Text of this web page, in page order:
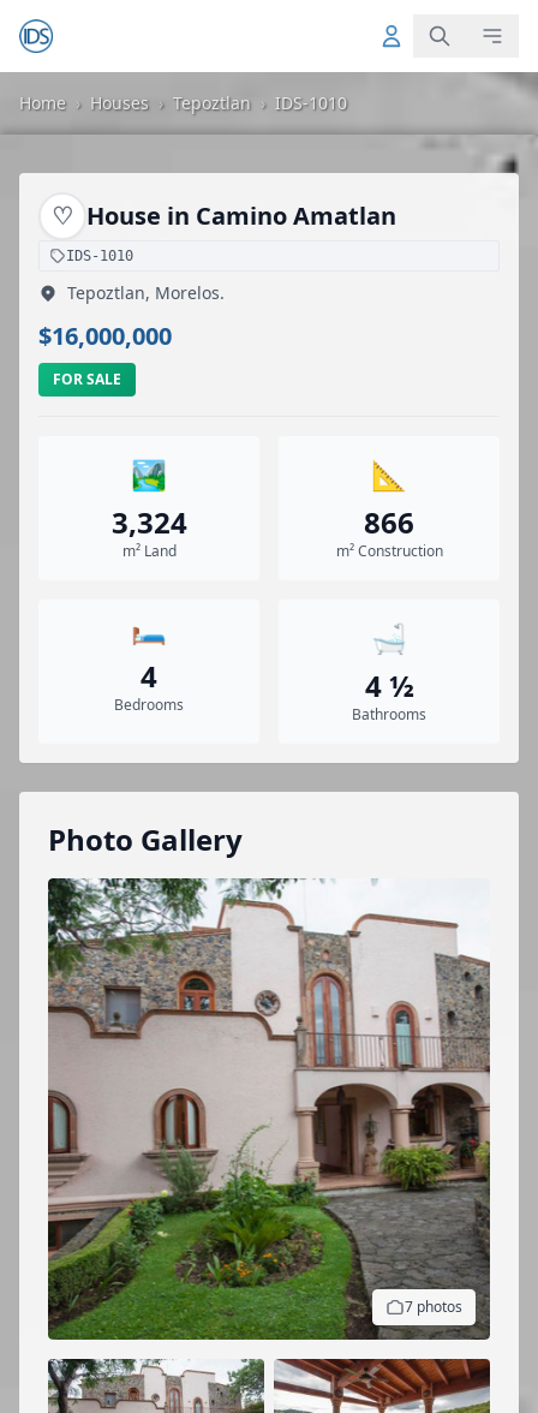
Home › Houses › Tepoztlan › IDS-1010
♡ House in Camino Amatlan
IDS-1010
Tepoztlan, Morelos.
$16,000,000
FOR SALE
🏞️
3,324
m² Land
📐
866
m² Construction
🛏️
4
Bedrooms
🛁
4 ½
Bathrooms
Photo Gallery
7 photos